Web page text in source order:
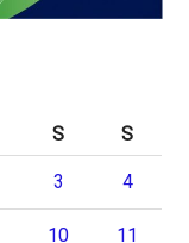
S S
3 4
10 11